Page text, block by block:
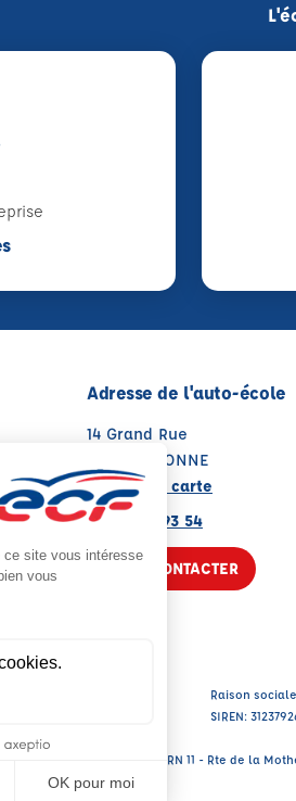
Adresse de l'auto-école
14 Grand Rue
86370 VIVONNE
Voir sur la carte
05 49 08 93 54
NOUS CONTACTER
Raison sociale
SIREN:
Siège social : RN 11 - Rte de la